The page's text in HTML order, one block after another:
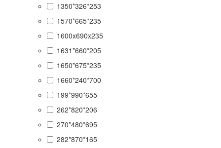
1350*326*253
1570*665*235
1600x690x235
1631*660*205
1650*675*235
1660*240*700
199*990*655
262*820*206
270*480*695
282*870*165